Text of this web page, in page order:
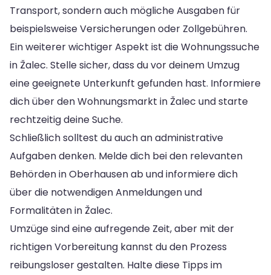
Transport, sondern auch mögliche Ausgaben für
beispielsweise Versicherungen oder Zollgebühren.
Ein weiterer wichtiger Aspekt ist die Wohnungssuche
in Žalec. Stelle sicher, dass du vor deinem Umzug
eine geeignete Unterkunft gefunden hast. Informiere
dich über den Wohnungsmarkt in Žalec und starte
rechtzeitig deine Suche.
Schließlich solltest du auch an administrative
Aufgaben denken. Melde dich bei den relevanten
Behörden in Oberhausen ab und informiere dich
über die notwendigen Anmeldungen und
Formalitäten in Žalec.
Umzüge sind eine aufregende Zeit, aber mit der
richtigen Vorbereitung kannst du den Prozess
reibungsloser gestalten. Halte diese Tipps im